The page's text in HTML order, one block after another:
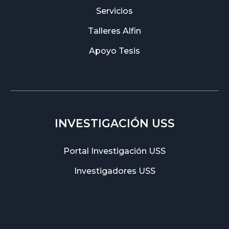
Servicios
Talleres Alfin
Apoyo Tesis
INVESTIGACIÓN USS
Portal Investigación USS
Investigadores USS